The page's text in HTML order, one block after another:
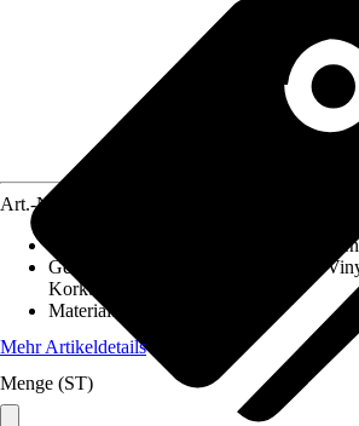
Art.-Nr.
Clipsen, Schrauben,
Geeignet für
Laminatboden, PVC /
Korkboden
Material:
Mehr Artikeldetails
Menge (ST)